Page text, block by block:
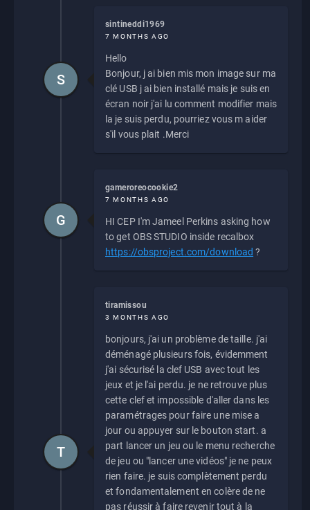
sintineddi1969
7 MONTHS AGO
Hello
Bonjour, j ai bien mis mon image sur ma
clé USB j ai bien installé mais je suis en
écran noir j'ai lu comment modifier mais
la je suis perdu, pourriez vous m aider
s'il vous plait .Merci
S
gameroreocookie2
7 MONTHS AGO
HI CEP I'm Jameel Perkins asking how
to get OBS STUDIO inside recalbox
https://obsproject.com/download ?
G
tiramissou
3 MONTHS AGO
bonjours, j'ai un problème de taille. j'ai
déménagé plusieurs fois, évidemment
j'ai sécurisé la clef USB avec tout les
jeux et je l'ai perdu. je ne retrouve plus
cette clef et impossible d'aller dans les
paramétrages pour faire une mise a
jour ou appuyer sur le bouton start. a
part lancer un jeu ou le menu recherche
de jeu ou "lancer une vidéos" je ne peux
rien faire. je suis complètement perdu
et fondamentalement en colère de ne
pas réussir à faire revenir tout à la
T